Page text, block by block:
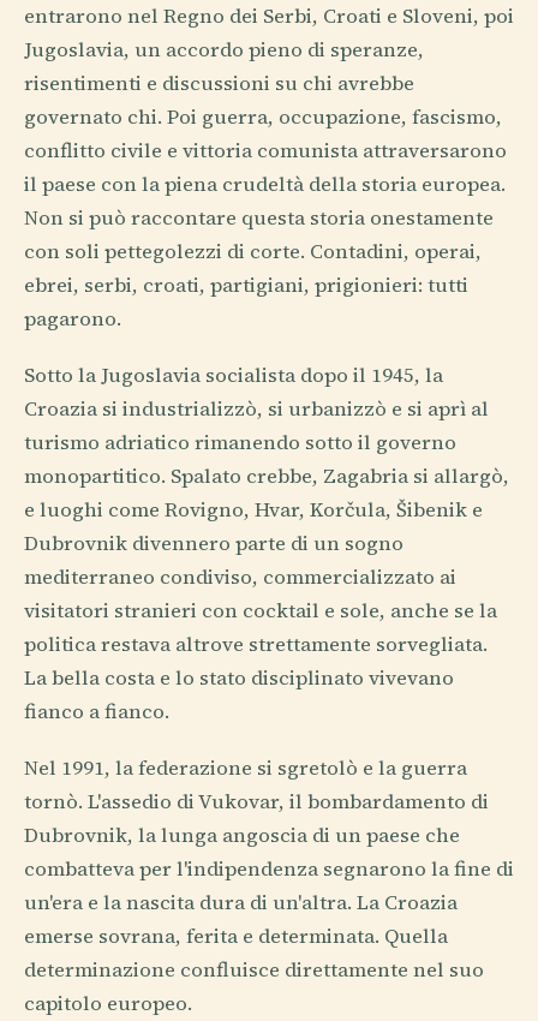
entrarono nel Regno dei Serbi, Croati e Sloveni, poi
Jugoslavia, un accordo pieno di speranze,
risentimenti e discussioni su chi avrebbe
governato chi. Poi guerra, occupazione, fascismo,
conflitto civile e vittoria comunista attraversarono
il paese con la piena crudeltà della storia europea.
Non si può raccontare questa storia onestamente
con soli pettegolezzi di corte. Contadini, operai,
ebrei, serbi, croati, partigiani, prigionieri: tutti
pagarono.
Sotto la Jugoslavia socialista dopo il 1945, la
Croazia si industrializzò, si urbanizzò e si aprì al
turismo adriatico rimanendo sotto il governo
monopartitico. Spalato crebbe, Zagabria si allargò,
e luoghi come Rovigno, Hvar, Korčula, Šibenik e
Dubrovnik divennero parte di un sogno
mediterraneo condiviso, commercializzato ai
visitatori stranieri con cocktail e sole, anche se la
politica restava altrove strettamente sorvegliata.
La bella costa e lo stato disciplinato vivevano
fianco a fianco.
Nel 1991, la federazione si sgretolò e la guerra
tornò. L'assedio di Vukovar, il bombardamento di
Dubrovnik, la lunga angoscia di un paese che
combatteva per l'indipendenza segnarono la fine di
un'era e la nascita dura di un'altra. La Croazia
emerse sovrana, ferita e determinata. Quella
determinazione confluisce direttamente nel suo
capitolo europeo.